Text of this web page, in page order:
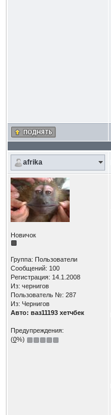
afrika
Новичок
Группа: Пользователи
Сообщений: 100
Регистрация: 14.1.2008
Из: чернигов
Пользователь №: 287
Из: Чернигов
Авто: ваз11193 хетчбек
Предупреждения:
(0%)